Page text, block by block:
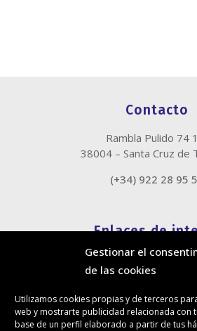
Gestionar el
de las cookies
Utilizamos cookies propias y de terceros
web y mostrarte publicidad relacionada con
base de un perfil elaborado a partir de tus
Contacto
Rambla Pulido 74
38004 – Santa Cruz de
(+34) 922 28 95
Enlaces de
Política de
Política de
Canal de
Protección de privacidad en